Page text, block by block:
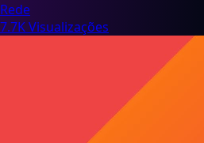
Rede
7.7K Visualizações